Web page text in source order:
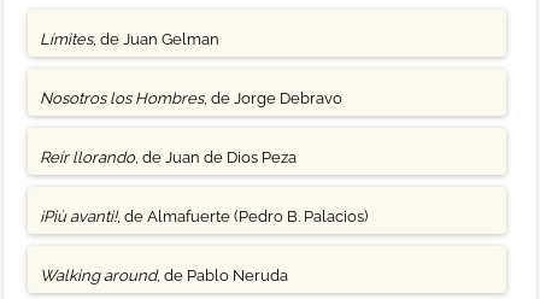
Límites, de Juan Gelman
Nosotros los Hombres, de Jorge Debravo
Reír llorando, de Juan de Dios Peza
¡Più avanti!, de Almafuerte (Pedro B. Palacios)
Walking around, de Pablo Neruda